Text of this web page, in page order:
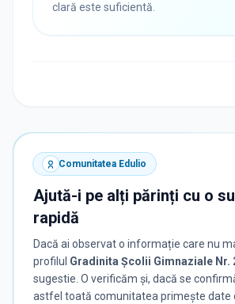
clară este suficientă.
Comunitatea Edulio
Ajută-i pe alți părinți cu o
rapidă
Dacă ai observat o informație care nu
profilul Gradinita Școlii Gimnaziale Nr.
sugestie. O verificăm și, dacă se
astfel toată comunitatea primește date